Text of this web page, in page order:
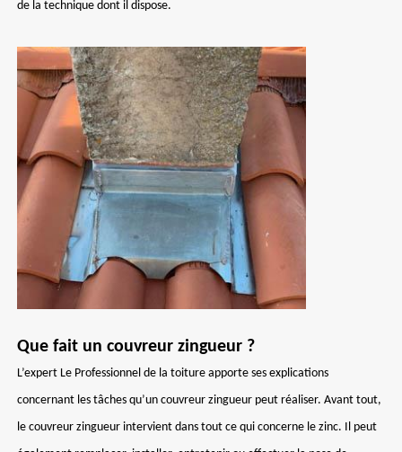
de la technique dont il dispose.
Que fait un couvreur zingueur ?
L’expert Le Professionnel de la toiture apporte ses explications
concernant les tâches qu’un couvreur zingueur peut réaliser. Avant tout,
le couvreur zingueur intervient dans tout ce qui concerne le zinc. Il peut